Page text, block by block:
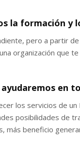
la formación y
pero a partir
organización que
en
los servicios de
posibilidades de
más beneficio